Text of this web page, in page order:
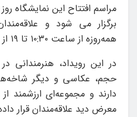
همه‌روزه از ساعت ۱۰:۳۰ تا ۱۹ از این نمایشگاه دیدن کنند.
در این رویداد، هنرمندانی
حجم، عکاسی و دیگر
دارند و مجموعه‌ای ارزشمند
معرض دید علاقه‌مندان قرار